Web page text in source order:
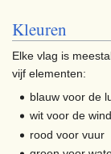
Kleuren
Elke vlag is
vijf elementen:
blauw voor de
wit voor de wind
rood voor vuur